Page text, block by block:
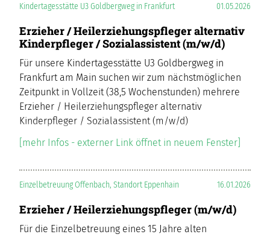
01.05.2026
Kindertagesstätte U3 Goldbergweg in Frankfurt
Erzieher / Heilerziehungspfleger alternativ
Kinderpfleger / Sozialassistent (m/w/d)
Für unsere Kindertagesstätte U3 Goldbergweg in
Frankfurt am Main suchen wir zum nächstmöglichen
Zeitpunkt in Vollzeit (38,5 Wochenstunden) mehrere
Erzieher / Heilerziehungspfleger alternativ
Kinderpfleger / Sozialassistent (m/w/d)
[mehr Infos - externer Link öffnet in neuem Fenster]
16.01.2026
Einzelbetreuung Offenbach, Standort Eppenhain
Erzieher / Heilerziehungspfleger (m/w/d)
Für die Einzelbetreuung eines 15 Jahre alten